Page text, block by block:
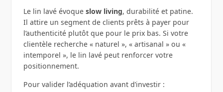
Le lin lavé évoque slow living, durabilité et patine.
Il attire un segment de clients prêts à payer pour
l’authenticité plutôt que pour le prix bas. Si votre
clientèle recherche « naturel », « artisanal » ou «
intemporel », le lin lavé peut renforcer votre
positionnement.
Pour valider l’adéquation avant d’investir :